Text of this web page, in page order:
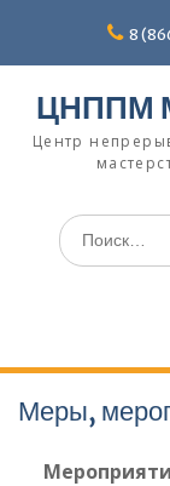
содержимому
8
ЦНППМ
Центр
Искать:
Меры,